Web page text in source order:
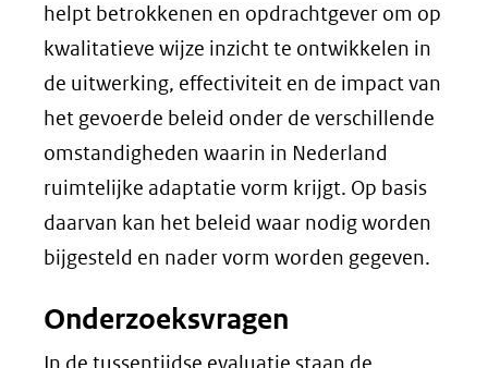
helpt betrokkenen en opdrachtgever om op
kwalitatieve wijze inzicht te ontwikkelen in
de uitwerking, effectiviteit en de impact van
het gevoerde beleid onder de verschillende
omstandigheden waarin in Nederland
ruimtelijke adaptatie vorm krijgt. Op basis
daarvan kan het beleid waar nodig worden
bijgesteld en nader vorm worden gegeven.
Onderzoeksvragen